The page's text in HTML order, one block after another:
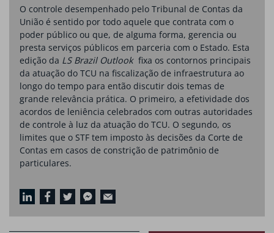
O controle desempenhado pelo Tribunal de Contas da
União é sentido por todo aquele que contrata com o
poder público ou que, de alguma forma, gerencia ou
presta serviços públicos em parceria com o Estado. Esta
edição da LS Brazil Outlookfixa os contornos principais
da atuação do TCU na fiscalização de infraestrutura ao
longo do tempo para então discutir dois temas de
grande relevância prática. O primeiro, a efetividade dos
acordos de leniência celebrados com outras autoridades
de controle à luz da atuação do TCU. O segundo, os
limites que o STF tem imposto às decisões da Corte de
Contas em casos de constrição de patrimônio de
particulares.